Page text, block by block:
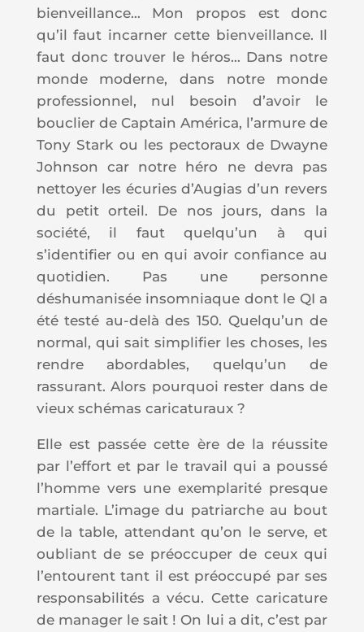
bienveillance… Mon propos est donc
qu’il faut incarner cette bienveillance. Il
faut donc trouver le héros… Dans notre
monde moderne, dans notre monde
professionnel, nul besoin d’avoir le
bouclier de Captain América, l’armure de
Tony Stark ou les pectoraux de Dwayne
Johnson car notre héro ne devra pas
nettoyer les écuries d’Augias d’un revers
du petit orteil. De nos jours, dans la
société, il faut quelqu’un à qui
s’identifier ou en qui avoir confiance au
quotidien. Pas une personne
déshumanisée insomniaque dont le QI a
été testé au-delà des 150. Quelqu’un de
normal, qui sait simplifier les choses, les
rendre abordables, quelqu’un de
rassurant. Alors pourquoi rester dans de
vieux schémas caricaturaux ?
Elle est passée cette ère de la réussite
par l’effort et par le travail qui a poussé
l’homme vers une exemplarité presque
martiale. L’image du patriarche au bout
de la table, attendant qu’on le serve, et
oubliant de se préoccuper de ceux qui
l’entourent tant il est préoccupé par ses
responsabilités a vécu. Cette caricature
de manager le sait ! On lui a dit, c’est par